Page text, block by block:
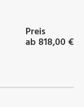
Preis
ab 818,00 €